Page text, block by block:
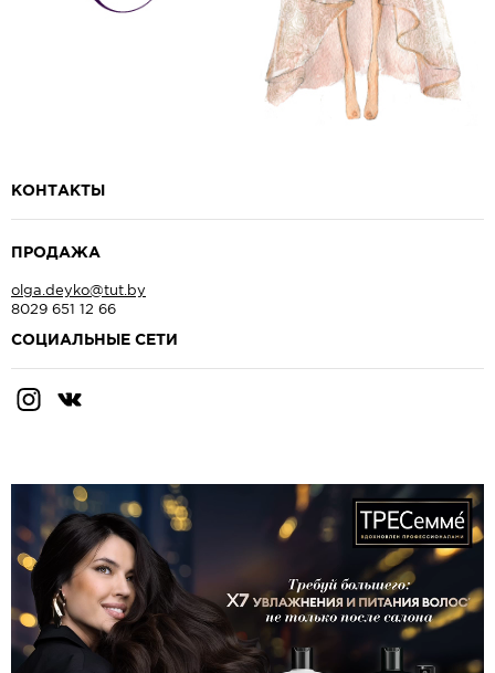
КОНТАКТЫ
ПРОДАЖА
olga.deyko@tut.by
8029 651 12 66
CОЦИАЛЬНЫЕ СЕТИ